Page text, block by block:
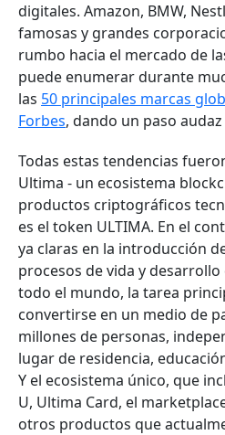
digitales. Amazon, BMW,
famosas y grandes
rumbo hacia el mercado de
puede enumerar durante
las 50 principales marcas
Forbes, dando un paso
Todas estas tendencias
Ultima - un ecosistema
productos criptográficos
es el token ULTIMA. En el
ya claras en la introducción
procesos de vida y
todo el mundo, la tarea
convertirse en un medio de
millones de personas,
lugar de residencia,
Y el ecosistema único, que
U, Ultima Card, el
otros productos que